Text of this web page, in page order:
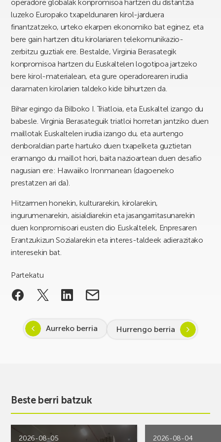
operadore globalak konpromisoa hartzen du distantzia
luzeko Europako txapeldunaren kirol-jarduera
finantzatzeko, urteko ekarpen ekonomiko bat eginez, eta
bere gain hartzen ditu kirolariaren telekomunikazio-
zerbitzu guztiak ere. Bestalde, Virginia Berasategik
konpromisoa hartzen du Euskaltelen logotipoa jartzeko
bere kirol-materialean, eta gure operadorearen irudia
daramaten kirolarien taldeko kide bihurtzen da.
Bihar egingo da Bilboko I. Triatloia, eta Euskaltel izango du
babesle. Virginia Berasateguik triatloi horretan jantziko duen
maillotak Euskaltelen irudia izango du, eta aurtengo
denboraldian parte hartuko duen txapelketa guztietan
eramango du maillot hori, baita nazioartean duen desafio
nagusian ere: Hawaiiko Ironmanean (dagoeneko
prestatzen ari da).
Hitzarmen honekin, kulturarekin, kirolarekin,
ingurumenarekin, aisialdiarekin eta jasangarritasunarekin
duen konpromisoari eusten dio Euskaltelek, Enpresaren
Erantzukizun Sozialarekin eta interes-taldeek adierazitako
interesekin bat.
Partekatu
Aurreko berria Hurrengo berria
Beste berri batzuk
2026-08-05 2026-08-04